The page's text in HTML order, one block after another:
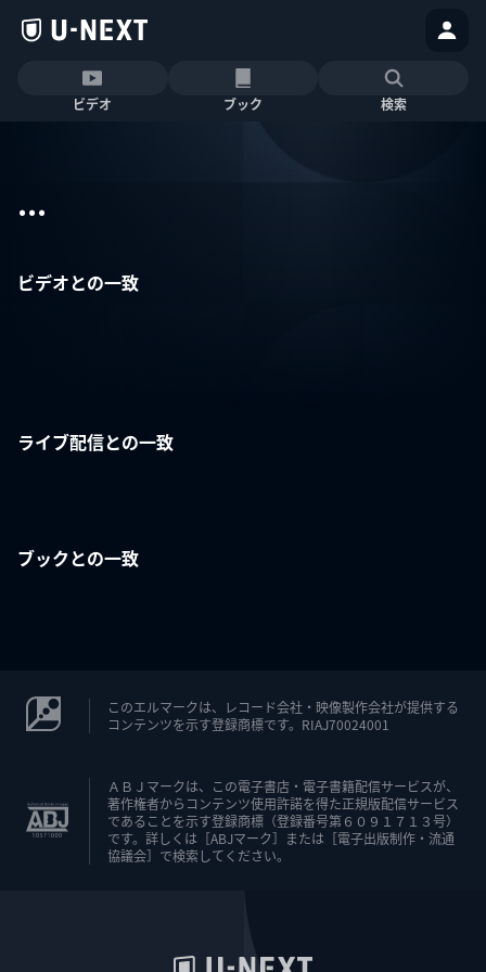
ビデオ ブック 検索
...
ビデオとの一致
ライブ配信との一致
ブックとの一致
このエルマークは、レコード会社・映像製作会社が提供する
コンテンツを示す登録商標です。RIAJ70024001
ＡＢＪマークは、この電子書店・電子書籍配信サービスが、
著作権者からコンテンツ使用許諾を得た正規版配信サービス
であることを示す登録商標（登録番号第６０９１７１３号）
です。詳しくは［ABJマーク］または［電子出版制作・流通
協議会］で検索してください。